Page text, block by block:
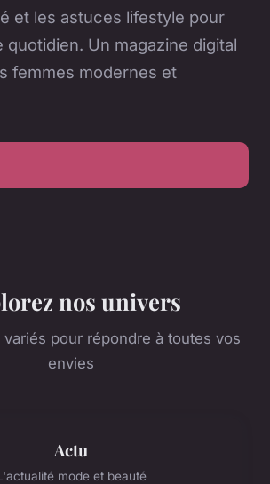
et les astuces lifestyle pour
quotidien. Un magazine digital
femmes modernes et
nos univers
pour répondre à toutes vos
envies
Actu
mode et beauté